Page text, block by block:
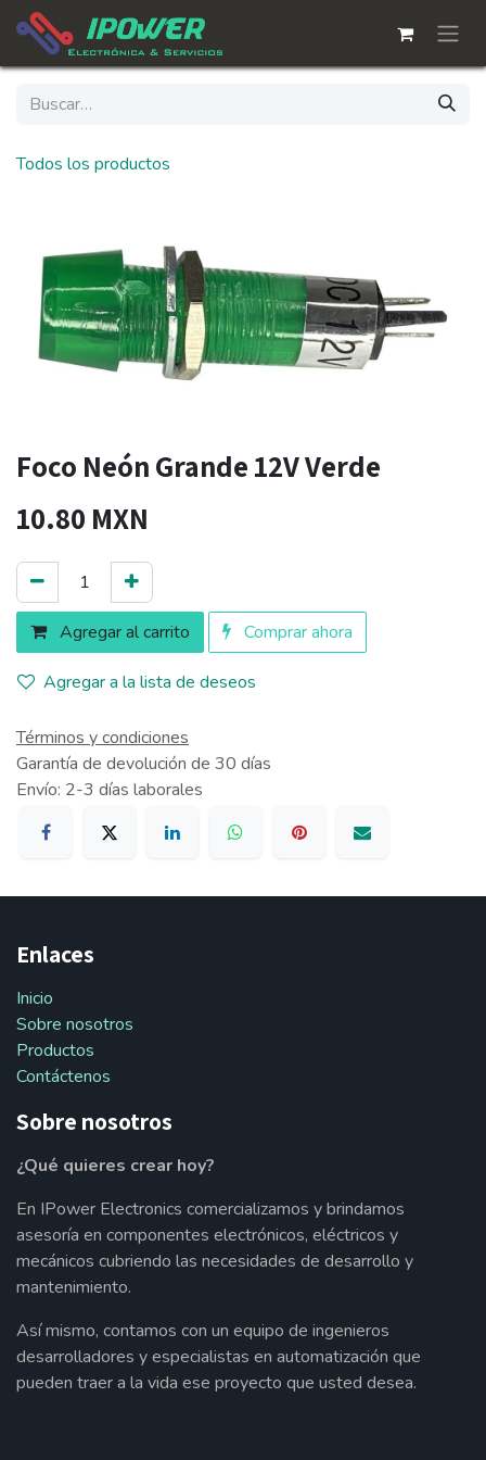
Ir al contenido
Todos los productos
Foco Neón Grande 12V Verde
10.80 MXN
Agregar al carrito Comprar ahora
Agregar a la lista de deseos
Términos y condiciones
Garantía de devolución de 30 días
Envío: 2-3 días laborales
Enlaces
Inicio
Sobre nosotros
Productos
Contáctenos
Sobre nosotros
¿Qué quieres crear hoy?
En IPower Electronics comercializamos y brindamos
asesoría en componentes electrónicos, eléctricos y
mecánicos cubriendo las necesidades de desarrollo y
mantenimiento.
Así mismo, contamos con un equipo de ingenieros
desarrolladores y especialistas en automatización que
pueden traer a la vida ese proyecto que usted desea.